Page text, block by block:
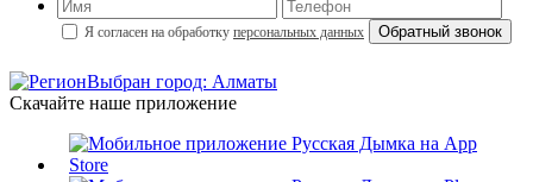
Я согласен на обработку персональных данных
Выбран город: Алматы
Скачайте наше приложение